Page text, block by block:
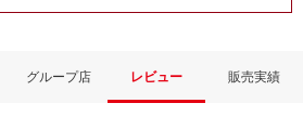
グループ店 レビュー 販売実績